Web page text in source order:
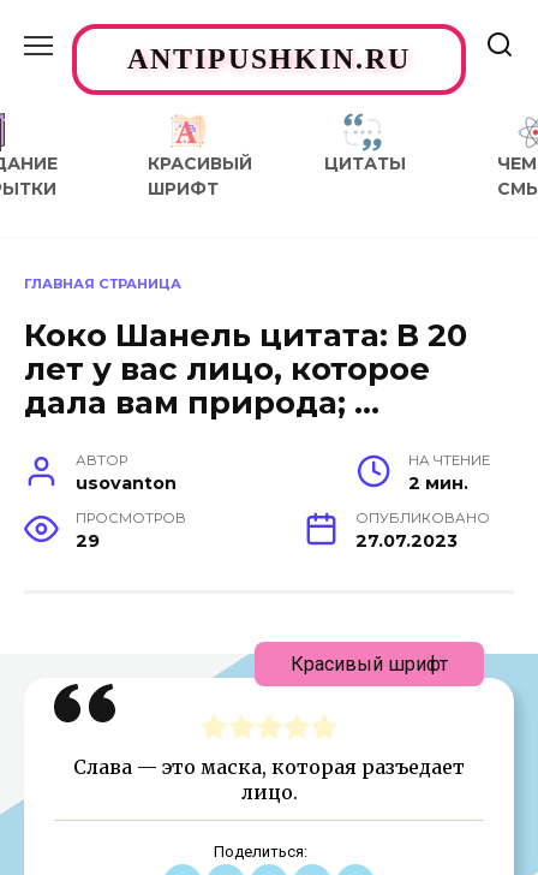
содержаниюANTIPUSHKIN.RU
КРАСИВЫЙ
ШРИФТ
ЦИТАТЫ
ЧЕМ
ГЛАВНАЯ СТРАНИЦА
Коко Шанель цитата: В 20
лет у вас лицо, которое
дала вам природа; …
АВТОР
usovanton
НА ЧТЕНИЕ
2 мин.
ПРОСМОТРОВ
29
ОПУБЛИКОВАНО
27.07.2023
Слава — это маска, которая разъедает
лицо.
Поделиться:
Красивый шрифт